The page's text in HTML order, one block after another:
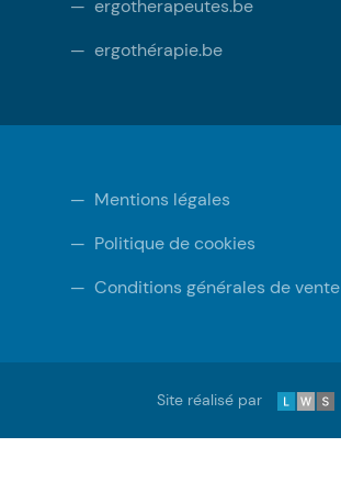
— ergotherapeutes.be
— ergothérapie.be
— Mentions légales
— Politique de cookies
— Conditions générales de vente
Site réalisé par LWS